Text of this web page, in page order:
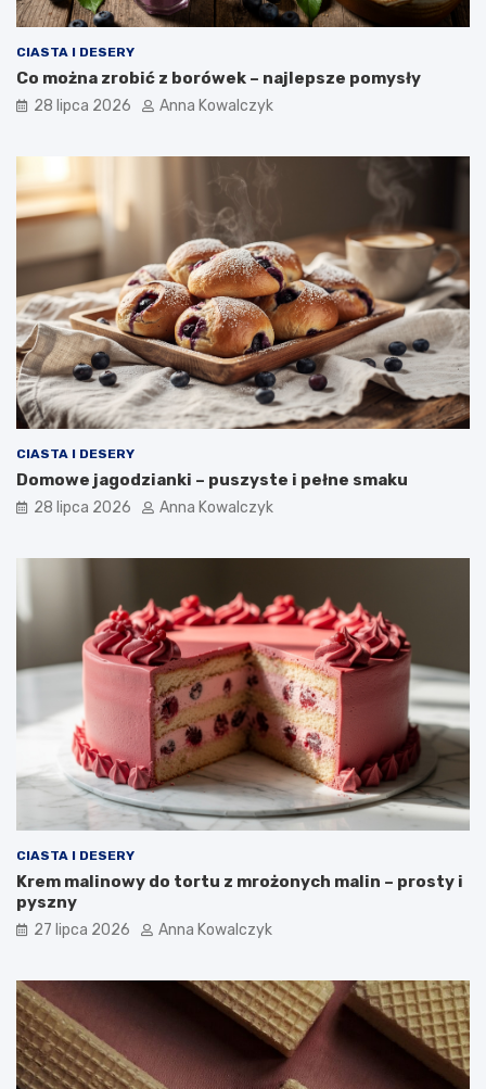
CIASTA I DESERY
Co można zrobić z borówek – najlepsze pomysły
28 lipca 2026 Anna Kowalczyk
CIASTA I DESERY
Domowe jagodzianki – puszyste i pełne smaku
28 lipca 2026 Anna Kowalczyk
CIASTA I DESERY
Krem malinowy do tortu z mrożonych malin – prosty i
pyszny
27 lipca 2026 Anna Kowalczyk